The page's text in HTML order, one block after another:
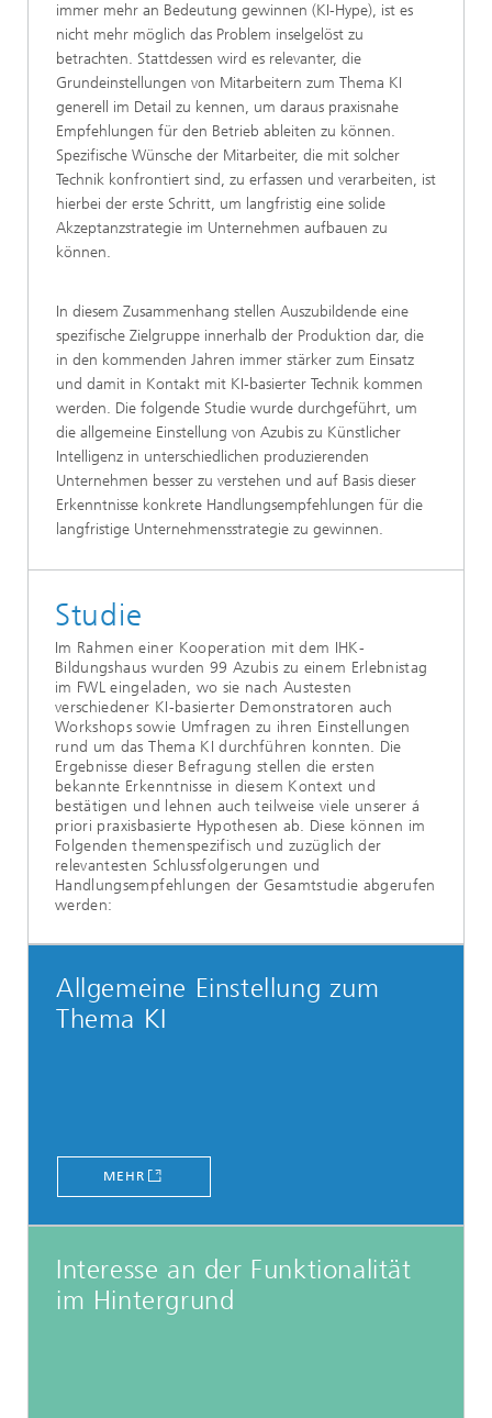
immer mehr an Bedeutung gewinnen (KI-Hype), ist es
nicht mehr möglich das Problem inselgelöst zu
betrachten. Stattdessen wird es relevanter, die
Grundeinstellungen von Mitarbeitern zum Thema KI
generell im Detail zu kennen, um daraus praxisnahe
Empfehlungen für den Betrieb ableiten zu können.
Spezifische Wünsche der Mitarbeiter, die mit solcher
Technik konfrontiert sind, zu erfassen und verarbeiten, ist
hierbei der erste Schritt, um langfristig eine solide
Akzeptanzstrategie im Unternehmen aufbauen zu
können.
In diesem Zusammenhang stellen Auszubildende eine
spezifische Zielgruppe innerhalb der Produktion dar, die
in den kommenden Jahren immer stärker zum Einsatz
und damit in Kontakt mit KI-basierter Technik kommen
werden. Die folgende Studie wurde durchgeführt, um
die allgemeine Einstellung von Azubis zu Künstlicher
Intelligenz in unterschiedlichen produzierenden
Unternehmen besser zu verstehen und auf Basis dieser
Erkenntnisse konkrete Handlungsempfehlungen für die
langfristige Unternehmensstrategie zu gewinnen.
Studie
Im Rahmen einer Kooperation mit dem IHK-
Bildungshaus wurden 99 Azubis zu einem Erlebnistag
im FWL eingeladen, wo sie nach Austesten
verschiedener KI-basierter Demonstratoren auch
Workshops sowie Umfragen zu ihren Einstellungen
rund um das Thema KI durchführen konnten. Die
Ergebnisse dieser Befragung stellen die ersten
bekannte Erkenntnisse in diesem Kontext und
bestätigen und lehnen auch teilweise viele unserer á
priori praxisbasierte Hypothesen ab. Diese können im
Folgenden themenspezifisch und zuzüglich der
relevantesten Schlussfolgerungen und
Handlungsempfehlungen der Gesamtstudie abgerufen
werden:
Allgemeine Einstellung zum
Thema KI
MEHR
Interesse an der Funktionalität
im Hintergrund